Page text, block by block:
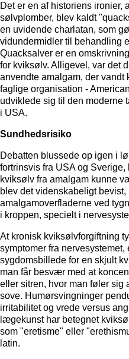
Det er en af historiens ironier,
sølvplomber, blev kaldt
en uvidende charlatan, som
vidundermidler til behandling
Quacksalver er en
for kviksølv. Alligevel, var det
anvendte amalgam, der vandt
faglige organisation -
udviklede sig til den moderne
i USA.
Sundhedsrisiko
Debatten blussede op igen i
fortrinsvis fra USA og
kviksølv fra amalgam kunne
blev det videnskabeligt
amalgamoverfladerne ved
i kroppen, specielt i
At kronisk kviksølvforgiftning
symptomer fra
sygdomsbillede for en skjult
man får besvær med at
eller sitren, hvor man føler
sove. Humørsvingninger
irritabilitet og vrede versus
lægekunst har betegnet
som "eretisme" eller
latin.